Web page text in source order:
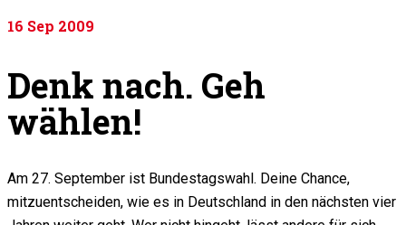
16 Sep 2009
Denk nach. Geh
wählen!
Am 27. September ist Bundestagswahl. Deine Chance,
mitzuentscheiden, wie es in Deutschland in den nächsten vier